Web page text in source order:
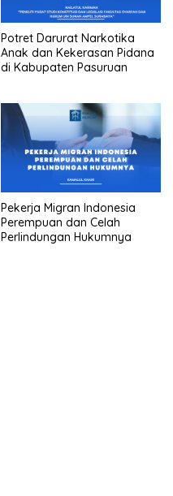
Potret Darurat Narkotika
Anak dan Kekerasan Pidana
di Kabupaten Pasuruan
Pekerja Migran Indonesia
Perempuan dan Celah
Perlindungan Hukumnya